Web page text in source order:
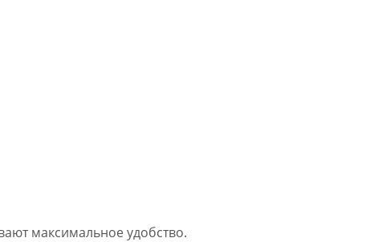
максимальное удобство.